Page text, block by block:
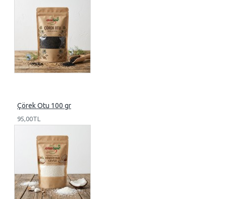
Çörek Otu 100 gr
95,00TL